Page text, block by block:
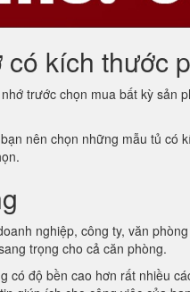
kích thước
trước chọn mua bất kỳ
nên chọn những mẫu tủ có
nghiệp, công ty, văn
trọng cho cả căn phòng.
có độ bền cao hơn rất nhiều